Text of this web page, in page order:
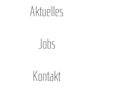
Aktu­el­les
Jobs
Kon­takt